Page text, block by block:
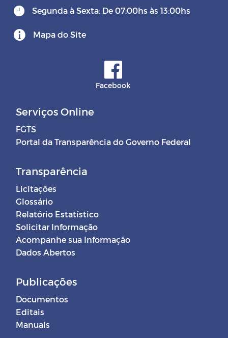
Segunda à Sexta: De 07:00hs às 13:00hs
Mapa do Site
Facebook
Serviços Online
FGTS
Portal da Transparência do Governo Federal
Transparência
Licitações
Glossário
Relatório Estatístico
Solicitar Informação
Acompanhe sua Informação
Dados Abertos
Publicações
Documentos
Editais
Manuais